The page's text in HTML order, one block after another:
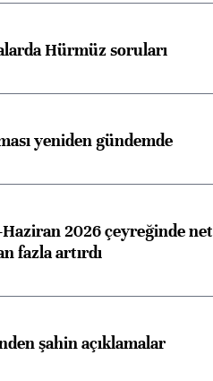
Hürmüz soruları
yeniden gündemde
2026 çeyreğinde net
fazla artırdı
şahin açıklamalar